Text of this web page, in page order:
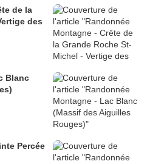
de la
des
Blanc
Percée